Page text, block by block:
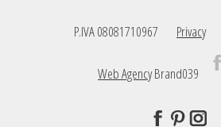
P.IVA 08081710967 Privacy
Web AgencyBrand039